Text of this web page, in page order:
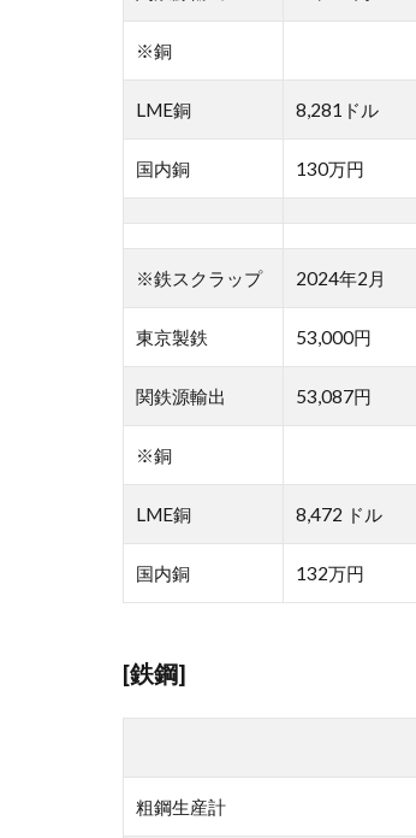
※銅
LME銅 8,281ドル
国内銅 130万円
※鉄スクラップ 2024年2月
東京製鉄 53,000円
関鉄源輸出 53,087円
※銅
LME銅 8,472 ドル
国内銅 132万円
[鉄鋼]
粗鋼生産計